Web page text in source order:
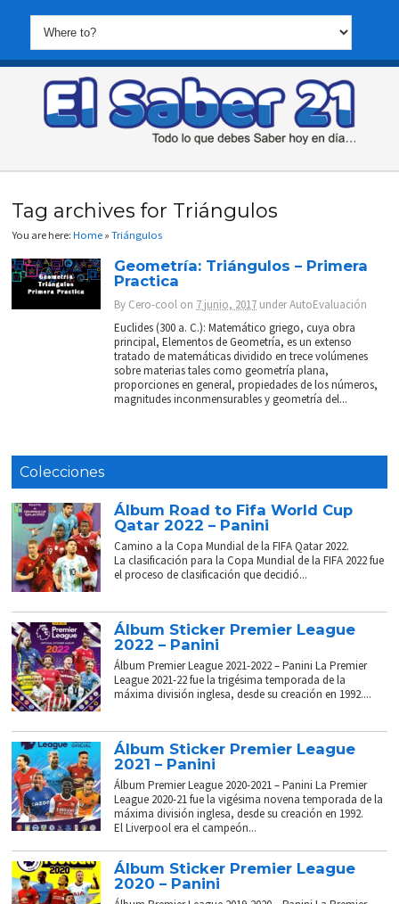
Tag archives for Triángulos
You are here:Home »Triángulos
Geometría: Triángulos – Primera
Practica
By Cero-cool on 7 junio, 2017 underAutoEvaluación
Euclides (300 a. C.): Matemático griego, cuya obra
principal, Elementos de Geometría, es un extenso
tratado de matemáticas dividido en trece volúmenes
sobre materias tales como geometría plana,
proporciones en general, propiedades de los números,
magnitudes inconmensurables y geometría del...
Colecciones
Álbum Road to Fifa World Cup
Qatar 2022 – Panini
Camino a la Copa Mundial de la FIFA Qatar 2022.
La clasificación para la Copa Mundial de la FIFA 2022 fue
el proceso de clasificación que decidió...
Álbum Sticker Premier League
2022 – Panini
Álbum Premier League 2021-2022 – Panini La Premier
League 2021-22 fue la trigésima temporada de la
máxima división inglesa, desde su creación en 1992....
Álbum Sticker Premier League
2021 – Panini
Álbum Premier League 2020-2021 – Panini La Premier
League 2020-21 fue la vigésima novena temporada de la
máxima división inglesa, desde su creación en 1992.
El Liverpool era el campeón...
Álbum Sticker Premier League
2020 – Panini